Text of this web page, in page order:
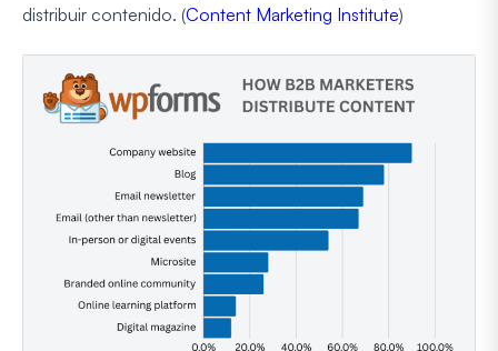
distribuir contenido. (Content Marketing Institute)